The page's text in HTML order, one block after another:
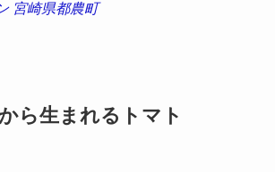
宮崎県都農町
ら生まれるトマト